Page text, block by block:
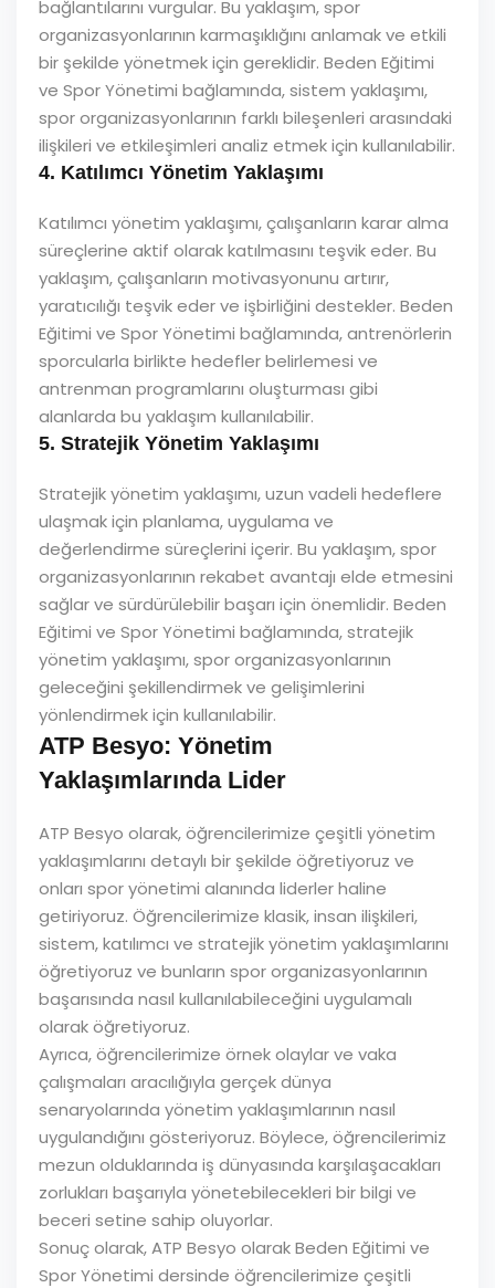
bağlantılarını vurgular. Bu yaklaşım, spor
organizasyonlarının karmaşıklığını anlamak ve etkili
bir şekilde yönetmek için gereklidir. Beden Eğitimi
ve Spor Yönetimi bağlamında, sistem yaklaşımı,
spor organizasyonlarının farklı bileşenleri arasındaki
ilişkileri ve etkileşimleri analiz etmek için kullanılabilir.
4. Katılımcı Yönetim Yaklaşımı
Katılımcı yönetim yaklaşımı, çalışanların karar alma
süreçlerine aktif olarak katılmasını teşvik eder. Bu
yaklaşım, çalışanların motivasyonunu artırır,
yaratıcılığı teşvik eder ve işbirliğini destekler. Beden
Eğitimi ve Spor Yönetimi bağlamında, antrenörlerin
sporcularla birlikte hedefler belirlemesi ve
antrenman programlarını oluşturması gibi
alanlarda bu yaklaşım kullanılabilir.
5. Stratejik Yönetim Yaklaşımı
Stratejik yönetim yaklaşımı, uzun vadeli hedeflere
ulaşmak için planlama, uygulama ve
değerlendirme süreçlerini içerir. Bu yaklaşım, spor
organizasyonlarının rekabet avantajı elde etmesini
sağlar ve sürdürülebilir başarı için önemlidir. Beden
Eğitimi ve Spor Yönetimi bağlamında, stratejik
yönetim yaklaşımı, spor organizasyonlarının
geleceğini şekillendirmek ve gelişimlerini
yönlendirmek için kullanılabilir.
ATP Besyo: Yönetim
Yaklaşımlarında Lider
ATP Besyo olarak, öğrencilerimize çeşitli yönetim
yaklaşımlarını detaylı bir şekilde öğretiyoruz ve
onları spor yönetimi alanında liderler haline
getiriyoruz. Öğrencilerimize klasik, insan ilişkileri,
sistem, katılımcı ve stratejik yönetim yaklaşımlarını
öğretiyoruz ve bunların spor organizasyonlarının
başarısında nasıl kullanılabileceğini uygulamalı
olarak öğretiyoruz.
Ayrıca, öğrencilerimize örnek olaylar ve vaka
çalışmaları aracılığıyla gerçek dünya
senaryolarında yönetim yaklaşımlarının nasıl
uygulandığını gösteriyoruz. Böylece, öğrencilerimiz
mezun olduklarında iş dünyasında karşılaşacakları
zorlukları başarıyla yönetebilecekleri bir bilgi ve
beceri setine sahip oluyorlar.
Sonuç olarak, ATP Besyo olarak Beden Eğitimi ve
Spor Yönetimi dersinde öğrencilerimize çeşitli